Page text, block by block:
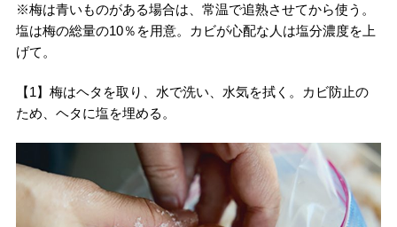
※梅は青いものがある場合は、常温で追熟させてから使う。
塩は梅の総量の10％を用意。カビが心配な人は塩分濃度を上
げて。
【1】梅はヘタを取り、水で洗い、水気を拭く。カビ防止の
ため、ヘタに塩を埋める。